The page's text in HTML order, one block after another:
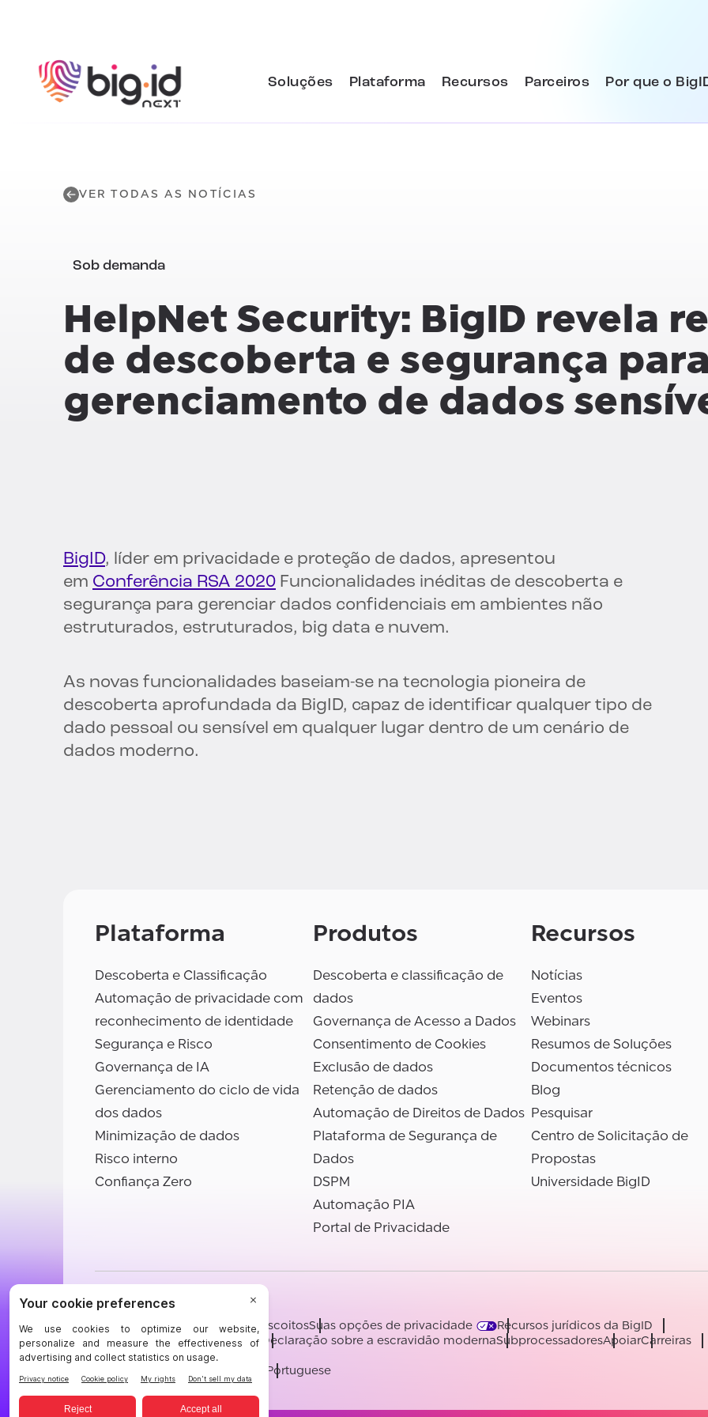
Soluções Plataforma Recursos Parceiros Por que o
VER TODAS AS NOTÍCIAS
Sob demanda
HelpNet Security: BigID revela
de descoberta e segurança para
gerenciamento de dados
BigID, líder em privacidade e proteção de dados, apresentou
em Conferência RSA 2020 Funcionalidades inéditas de descoberta e
segurança para gerenciar dados confidenciais em ambientes não
estruturados, estruturados, big data e nuvem.
As novas funcionalidades baseiam-se na tecnologia pioneira de
descoberta aprofundada da BigID, capaz de identificar qualquer tipo de
dado pessoal ou sensível em qualquer lugar dentro de um cenário de
dados moderno.
Plataforma
Descoberta e Classificação
Automação de privacidade com
reconhecimento de identidade
Segurança e Risco
Governança de IA
Gerenciamento do ciclo de vida
dos dados
Minimização de dados
Risco interno
Confiança Zero
Produtos
Descoberta e classificação de
dados
Governança de Acesso a Dados
Consentimento de Cookies
Exclusão de dados
Retenção de dados
Automação de Direitos de Dados
Plataforma de Segurança de
Dados
DSPM
Automação PIA
Portal de Privacidade
Recursos
Notícias
Eventos
Webinars
Resumos de Soluções
Documentos técnicos
Blog
Pesquisar
Centro de Solicitação de
Propostas
Universidade BigID
©BigID
Termos
Aviso de privacidade BiscoitosSuas opções de privacidade
Recursos jurídicos da BigID
Certificações Conduta e Ética Declaração sobre a escravidão modernaSubprocessadoresApoiarCarreiras
[email protected]
Portuguese